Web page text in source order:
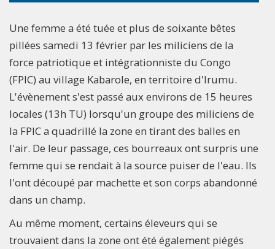
Une femme a été tuée et plus de soixante bêtes
pillées samedi 13 février par les miliciens de la
force patriotique et intégrationniste du Congo
(FPIC) au village Kabarole, en territoire d'Irumu.
L'évènement s'est passé aux environs de 15 heures
locales (13h TU) lorsqu'un groupe des miliciens de
la FPIC a quadrillé la zone en tirant des balles en
l'air. De leur passage, ces bourreaux ont surpris une
femme qui se rendait à la source puiser de l'eau. Ils
l'ont découpé par machette et son corps abandonné
dans un champ.
Au même moment, certains éleveurs qui se
trouvaient dans la zone ont été également piégés